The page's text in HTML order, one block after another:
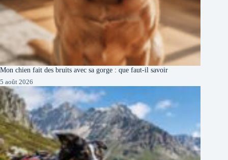
Mon chien fait des bruits avec sa gorge : que faut-il savoir
5 août 2026